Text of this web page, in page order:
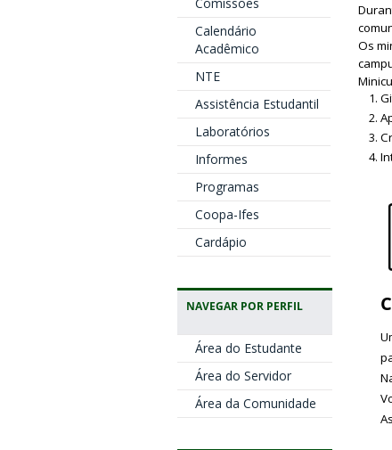
Calendário
Acadêmico
NTE
Assistência Estudantil
Laboratórios
Informes
Programas
Coopa-Ifes
Cardápio
NAVEGAR POR PERFIL
Área do Estudante
Área do Servidor
Área da Comunidade
Os